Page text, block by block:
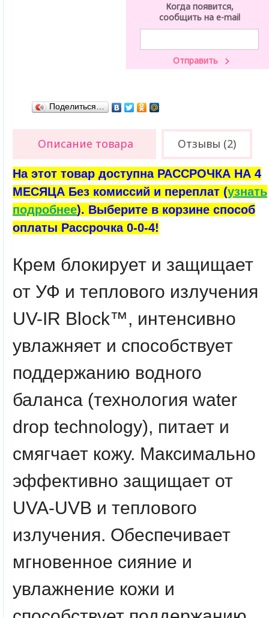
Когда появится,
сообщить на e-mail
Поделиться…
Описание товара Отзывы (2)
На этот товар доступна РАССРОЧКА НА 4
МЕСЯЦА Без комиссий и переплат (узнать
подробнее). Выберите в корзине способ
оплаты Рассрочка 0-0-4!
Крем блокирует и защищает
от УФ и теплового излучения
UV-IR Block™, интенсивно
увлажняет и способствует
поддержанию водного
баланса (технология water
drop technology), питает и
смягчает кожу. Максимально
эффективно защищает от
UVA-UVB и теплового
излучения. Обеспечивает
мгновенное сияние и
увлажнение кожи и